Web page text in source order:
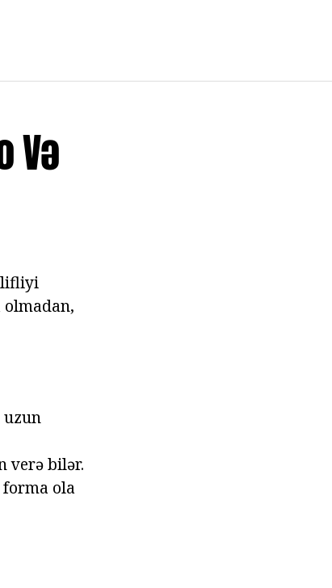
Və
uzun
verə bilər.
ola